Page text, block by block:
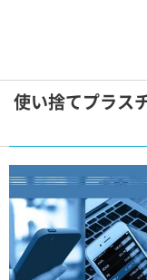
使い捨てプラス